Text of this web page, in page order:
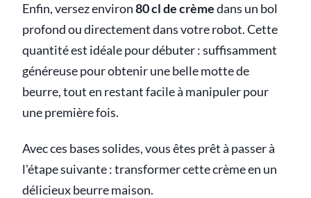
Enfin, versez environ80 cl de crèmedans un bol
profond ou directement dans votre robot. Cette
quantité est idéale pour débuter : suffisamment
généreuse pour obtenir une belle motte de
beurre, tout en restant facile à manipuler pour
une première fois.
Avec ces bases solides, vous êtes prêt à passer à
l'étape suivante : transformer cette crème en un
délicieux beurre maison.